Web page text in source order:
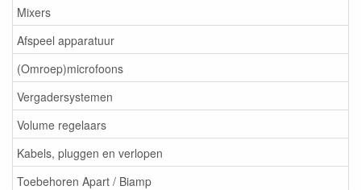
Mixers
Afspeel apparatuur
(Omroep)microfoons
Vergadersystemen
Volume regelaars
Kabels, pluggen en verlopen
Toebehoren Apart / Biamp